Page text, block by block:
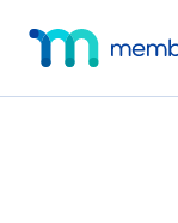
contenido
principal
barra
de
adicional